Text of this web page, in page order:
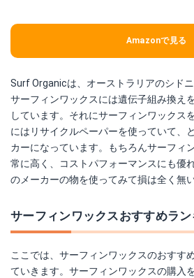
Amazonで見る
Surf Organicは、オーストラリアのシド
サーフィンワックスには遺伝子組み換え
しています。それにサーフィンワックス
にはリサイクルペーパーを使っていて、
カーになっています。もちろんサーフィ
常に高く、コストパフォーマンスにも優
のメーカーの物を使ってみて損は全く無い
サーフィンワックスおすすめラ
ここでは、サーフィンワックスのおすす
ていきます。サーフィンワックスの購入